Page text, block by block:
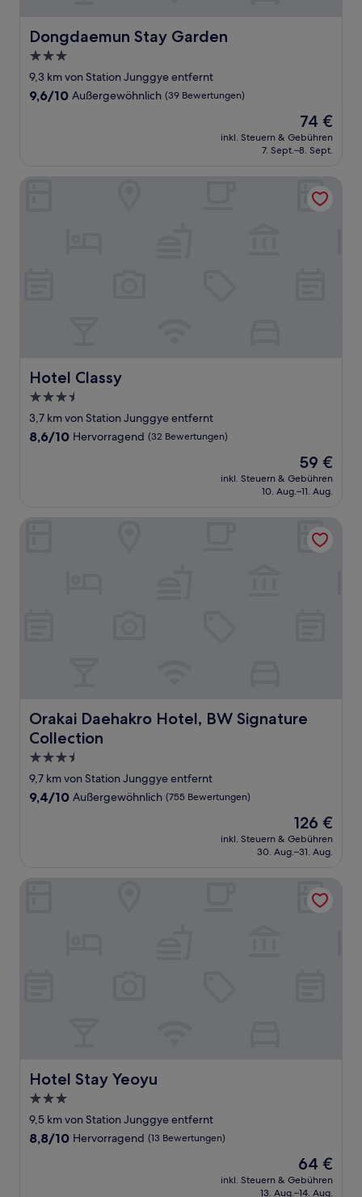
Dongdaemun Stay Garden
Dongdaemun Stay Garden
3.0-
Sterne-
Unterkunft
9,3 km von Station Junggye entfernt
9.6
9,6/10 Außergewöhnlich (39 Bewertungen)
Der
Preis
beträgt
74 €
inkl. Steuern & Gebühren
7. Sept.–8. Sept.
Hotel Classy
Hotel Classy
3.5-
Sterne-
Unterkunft
3,7 km von Station Junggye entfernt
8.6
8,6/10 Hervorragend (32 Bewertungen)
Der
Preis
beträgt
59 €
inkl. Steuern & Gebühren
10. Aug.–11. Aug.
Orakai Daehakro Hotel, BW Signature
Collection
Orakai Daehakro Hotel, BW Signature Collection
3.5-
Sterne-
Unterkunft
9,7 km von Station Junggye entfernt
9.4
9,4/10 Außergewöhnlich (755 Bewertungen)
Der
Preis
beträgt
126 €
inkl. Steuern & Gebühren
30. Aug.–31. Aug.
Hotel Stay Yeoyu
Hotel Stay Yeoyu
3.0-
Sterne-
Unterkunft
9,5 km von Station Junggye entfernt
8.8
8,8/10 Hervorragend (13 Bewertungen)
Der
Preis
beträgt
64 €
inkl. Steuern & Gebühren
13. Aug.–14. Aug.